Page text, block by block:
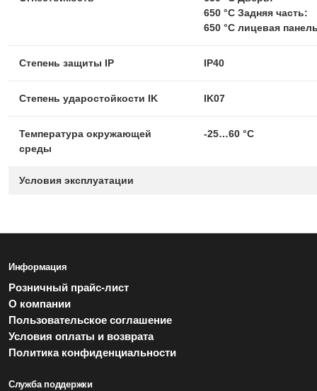
Условия эксплуатации
650 °C Задняя часть:
650 °C лицевая
Степень защиты IP IP40
Степень ударостойкости IK IK07
Температура окружающей
среды
-25…60 °C
Информация
Розничный прайс-лист
О компании
Пользовательское соглашение
Условия оплаты и возврата
Политика конфиденциальности
Служба поддержки